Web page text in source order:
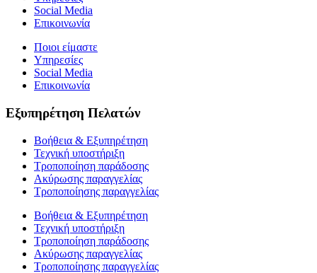
Social Media
Επικοινωνία
Ποιοι είμαστε
Υπηρεσίες
Social Media
Επικοινωνία
Εξυπηρέτηση Πελατών
Βοήθεια & Εξυπηρέτηση
Τεχνική υποστήριξη
Τροποποίηση παράδοσης
Ακύρωσης παραγγελίας
Τροποποίησης παραγγελίας
Βοήθεια & Εξυπηρέτηση
Τεχνική υποστήριξη
Τροποποίηση παράδοσης
Ακύρωσης παραγγελίας
Τροποποίησης παραγγελίας